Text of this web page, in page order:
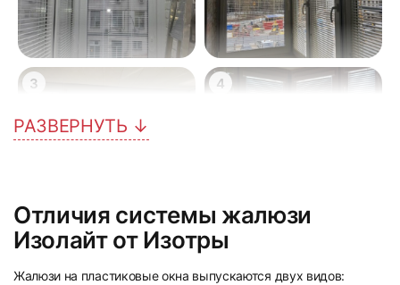
3 4
РАЗВЕРНУТЬ ↓
Отличия системы жалюзи
Изолайт от Изотры
Жалюзи на пластиковые окна выпускаются двух видов: